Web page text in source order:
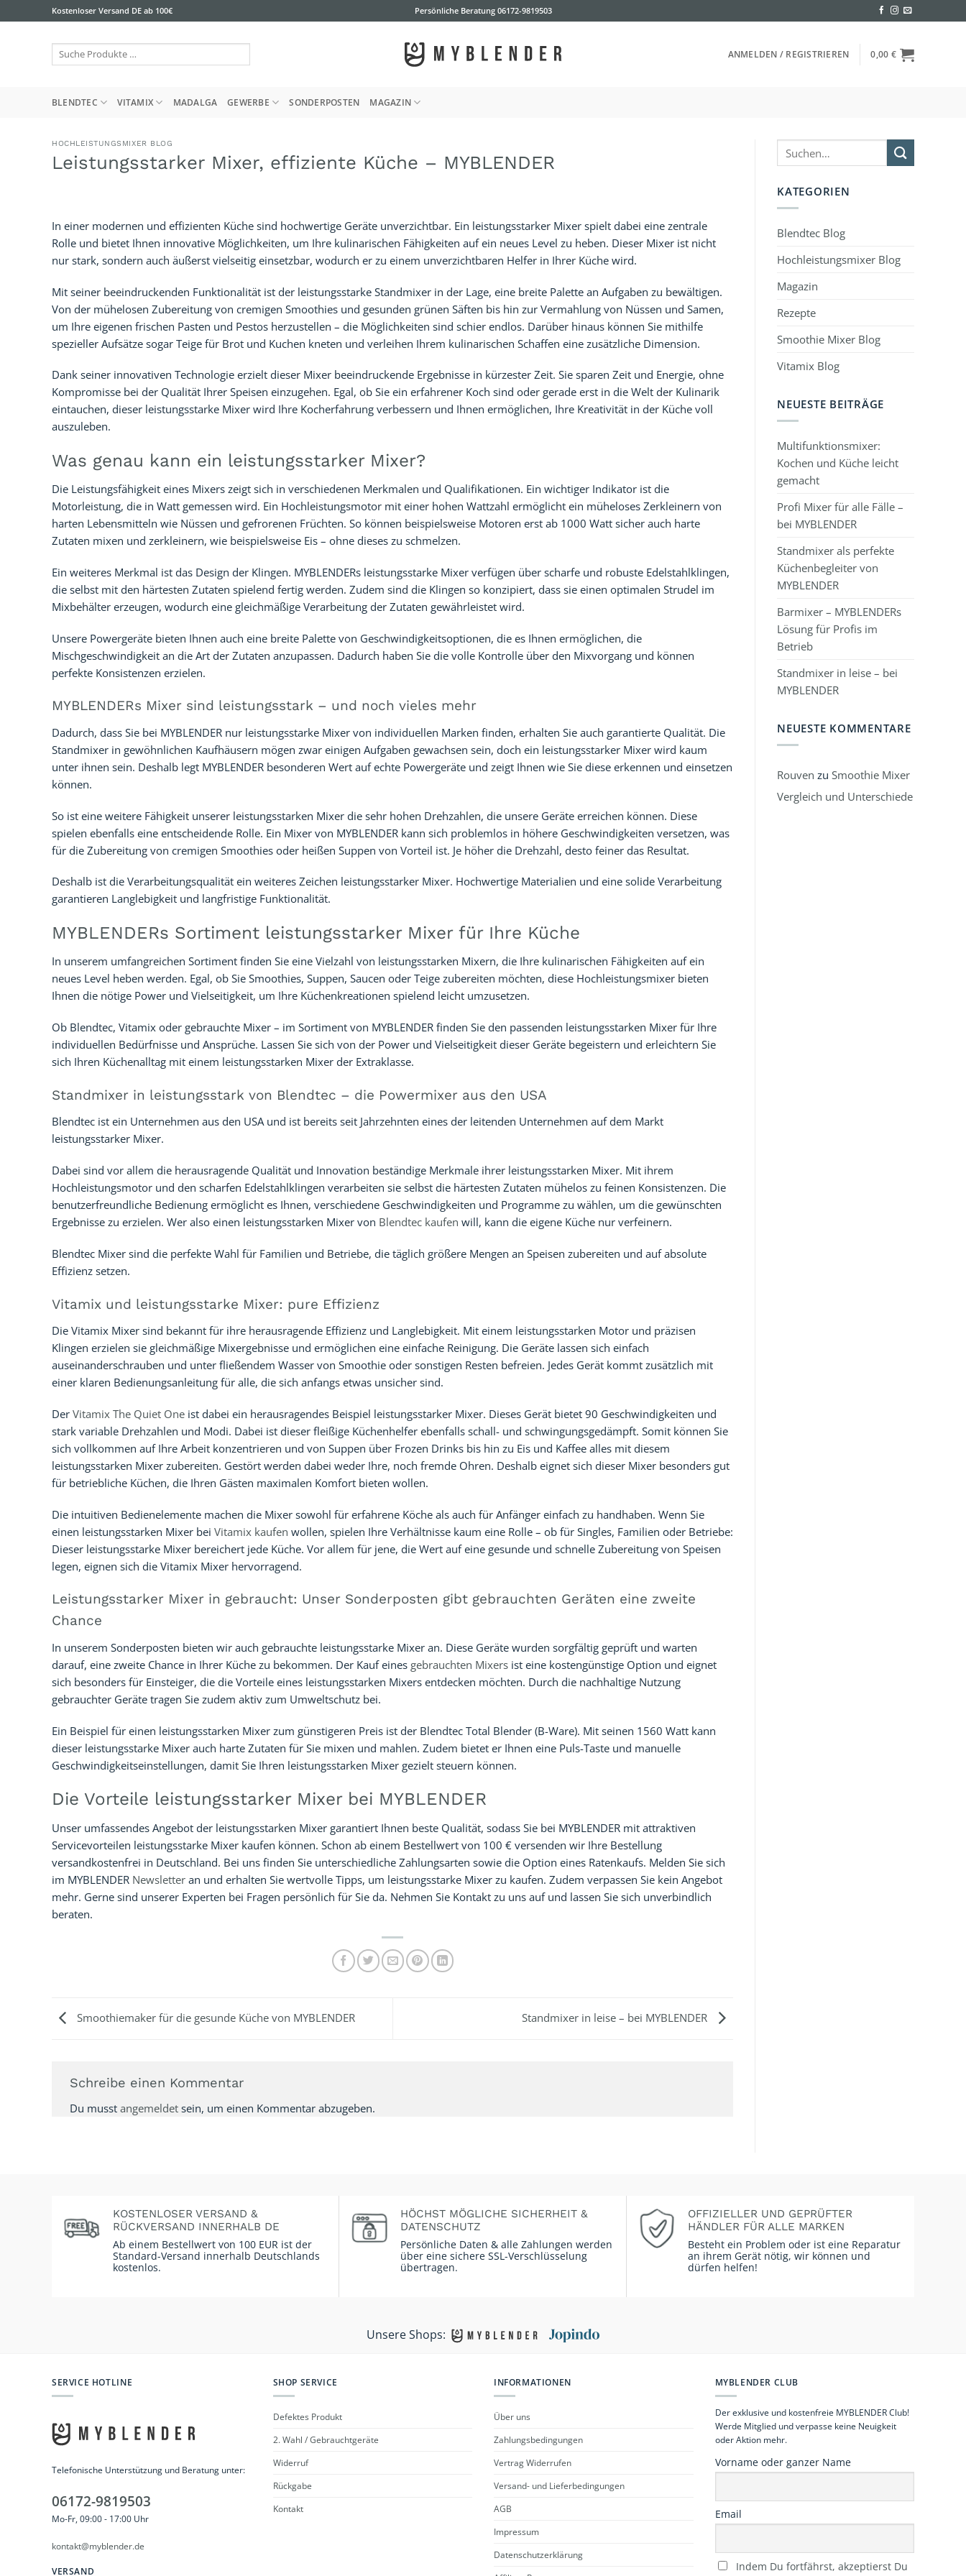
Inhalt
Kostenloser Versand DE ab 100€ Persönliche Beratung06172-9819503
Suche
ANMELDEN / REGISTRIEREN 0,00 €
BLENDTEC VITAMIX MADALGA GEWERBE SONDERPOSTEN MAGAZIN
HOCHLEISTUNGSMIXER BLOG
Leistungsstarker Mixer, effiziente Küche – MYBLENDER
In einer modernen und effizienten Küche sind hochwertige Geräte unverzichtbar. Ein leistungsstarker Mixer spielt dabei eine zentrale
Rolle und bietet Ihnen innovative Möglichkeiten, um Ihre kulinarischen Fähigkeiten auf ein neues Level zu heben. Dieser Mixer ist nicht
nur stark, sondern auch äußerst vielseitig einsetzbar, wodurch er zu einem unverzichtbaren Helfer in Ihrer Küche wird.
Mit seiner beeindruckenden Funktionalität ist der leistungsstarke Standmixer in der Lage, eine breite Palette an Aufgaben zu bewältigen.
Von der mühelosen Zubereitung von cremigen Smoothies und gesunden grünen Säften bis hin zur Vermahlung von Nüssen und Samen,
um Ihre eigenen frischen Pasten und Pestos herzustellen – die Möglichkeiten sind schier endlos. Darüber hinaus können Sie mithilfe
spezieller Aufsätze sogar Teige für Brot und Kuchen kneten und verleihen Ihrem kulinarischen Schaffen eine zusätzliche Dimension.
Dank seiner innovativen Technologie erzielt dieser Mixer beeindruckende Ergebnisse in kürzester Zeit. Sie sparen Zeit und Energie, ohne
Kompromisse bei der Qualität Ihrer Speisen einzugehen. Egal, ob Sie ein erfahrener Koch sind oder gerade erst in die Welt der Kulinarik
eintauchen, dieser leistungsstarke Mixer wird Ihre Kocherfahrung verbessern und Ihnen ermöglichen, Ihre Kreativität in der Küche voll
auszuleben.
Was genau kann ein leistungsstarker Mixer?
Die Leistungsfähigkeit eines Mixers zeigt sich in verschiedenen Merkmalen und Qualifikationen. Ein wichtiger Indikator ist die
Motorleistung, die in Watt gemessen wird. Ein Hochleistungsmotor mit einer hohen Wattzahl ermöglicht ein müheloses Zerkleinern von
harten Lebensmitteln wie Nüssen und gefrorenen Früchten. So können beispielsweise Motoren erst ab 1000 Watt sicher auch harte
Zutaten mixen und zerkleinern, wie beispielsweise Eis – ohne dieses zu schmelzen.
Ein weiteres Merkmal ist das Design der Klingen. MYBLENDERs leistungsstarke Mixer verfügen über scharfe und robuste Edelstahlklingen,
die selbst mit den härtesten Zutaten spielend fertig werden. Zudem sind die Klingen so konzipiert, dass sie einen optimalen Strudel im
Mixbehälter erzeugen, wodurch eine gleichmäßige Verarbeitung der Zutaten gewährleistet wird.
Unsere Powergeräte bieten Ihnen auch eine breite Palette von Geschwindigkeitsoptionen, die es Ihnen ermöglichen, die
Mischgeschwindigkeit an die Art der Zutaten anzupassen. Dadurch haben Sie die volle Kontrolle über den Mixvorgang und können
perfekte Konsistenzen erzielen.
MYBLENDERs Mixer sind leistungsstark – und noch vieles mehr
Dadurch, dass Sie bei MYBLENDER nur leistungsstarke Mixer von individuellen Marken finden, erhalten Sie auch garantierte Qualität. Die
Standmixer in gewöhnlichen Kaufhäusern mögen zwar einigen Aufgaben gewachsen sein, doch ein leistungsstarker Mixer wird kaum
unter ihnen sein. Deshalb legt MYBLENDER besonderen Wert auf echte Powergeräte und zeigt Ihnen wie Sie diese erkennen und einsetzen
können.
So ist eine weitere Fähigkeit unserer leistungsstarken Mixer die sehr hohen Drehzahlen, die unsere Geräte erreichen können. Diese
spielen ebenfalls eine entscheidende Rolle. Ein Mixer von MYBLENDER kann sich problemlos in höhere Geschwindigkeiten versetzen, was
für die Zubereitung von cremigen Smoothies oder heißen Suppen von Vorteil ist. Je höher die Drehzahl, desto feiner das Resultat.
Deshalb ist die Verarbeitungsqualität ein weiteres Zeichen leistungsstarker Mixer. Hochwertige Materialien und eine solide Verarbeitung
garantieren Langlebigkeit und langfristige Funktionalität.
MYBLENDERs Sortiment leistungsstarker Mixer für Ihre Küche
In unserem umfangreichen Sortiment finden Sie eine Vielzahl von leistungsstarken Mixern, die Ihre kulinarischen Fähigkeiten auf ein
neues Level heben werden. Egal, ob Sie Smoothies, Suppen, Saucen oder Teige zubereiten möchten, diese Hochleistungsmixer bieten
Ihnen die nötige Power und Vielseitigkeit, um Ihre Küchenkreationen spielend leicht umzusetzen.
Ob Blendtec, Vitamix oder gebrauchte Mixer – im Sortiment von MYBLENDER finden Sie den passenden leistungsstarken Mixer für Ihre
individuellen Bedürfnisse und Ansprüche. Lassen Sie sich von der Power und Vielseitigkeit dieser Geräte begeistern und erleichtern Sie
sich Ihren Küchenalltag mit einem leistungsstarken Mixer der Extraklasse.
Standmixer in leistungsstark von Blendtec – die Powermixer aus den USA
Blendtec ist ein Unternehmen aus den USA und ist bereits seit Jahrzehnten eines der leitenden Unternehmen auf dem Markt
leistungsstarker Mixer.
Dabei sind vor allem die herausragende Qualität und Innovation beständige Merkmale ihrer leistungsstarken Mixer. Mit ihrem
Hochleistungsmotor und den scharfen Edelstahlklingen verarbeiten sie selbst die härtesten Zutaten mühelos zu feinen Konsistenzen. Die
benutzerfreundliche Bedienung ermöglicht es Ihnen, verschiedene Geschwindigkeiten und Programme zu wählen, um die gewünschten
Ergebnisse zu erzielen. Wer also einen leistungsstarken Mixer von Blendtec kaufen will, kann die eigene Küche nur verfeinern.
Blendtec Mixer sind die perfekte Wahl für Familien und Betriebe, die täglich größere Mengen an Speisen zubereiten und auf absolute
Effizienz setzen.
Vitamix und leistungsstarke Mixer: pure Effizienz
Die Vitamix Mixer sind bekannt für ihre herausragende Effizienz und Langlebigkeit. Mit einem leistungsstarken Motor und präzisen
Klingen erzielen sie gleichmäßige Mixergebnisse und ermöglichen eine einfache Reinigung. Die Geräte lassen sich einfach
auseinanderschrauben und unter fließendem Wasser von Smoothie oder sonstigen Resten befreien. Jedes Gerät kommt zusätzlich mit
einer klaren Bedienungsanleitung für alle, die sich anfangs etwas unsicher sind.
Der Vitamix The Quiet One ist dabei ein herausragendes Beispiel leistungsstarker Mixer. Dieses Gerät bietet 90 Geschwindigkeiten und
stark variable Drehzahlen und Modi. Dabei ist dieser fleißige Küchenhelfer ebenfalls schall- und schwingungsgedämpft. Somit können Sie
sich vollkommen auf Ihre Arbeit konzentrieren und von Suppen über Frozen Drinks bis hin zu Eis und Kaffee alles mit diesem
leistungsstarken Mixer zubereiten. Gestört werden dabei weder Ihre, noch fremde Ohren. Deshalb eignet sich dieser Mixer besonders gut
für betriebliche Küchen, die Ihren Gästen maximalen Komfort bieten wollen.
Die intuitiven Bedienelemente machen die Mixer sowohl für erfahrene Köche als auch für Anfänger einfach zu handhaben. Wenn Sie
einen leistungsstarken Mixer bei Vitamix kaufen wollen, spielen Ihre Verhältnisse kaum eine Rolle – ob für Singles, Familien oder Betriebe:
Dieser leistungsstarke Mixer bereichert jede Küche. Vor allem für jene, die Wert auf eine gesunde und schnelle Zubereitung von Speisen
legen, eignen sich die Vitamix Mixer hervorragend.
Leistungsstarker Mixer in gebraucht: Unser Sonderposten gibt gebrauchten Geräten eine zweite
Chance
In unserem Sonderposten bieten wir auch gebrauchte leistungsstarke Mixer an. Diese Geräte wurden sorgfältig geprüft und warten
darauf, eine zweite Chance in Ihrer Küche zu bekommen. Der Kauf eines gebrauchten Mixers ist eine kostengünstige Option und eignet
sich besonders für Einsteiger, die die Vorteile eines leistungsstarken Mixers entdecken möchten. Durch die nachhaltige Nutzung
gebrauchter Geräte tragen Sie zudem aktiv zum Umweltschutz bei.
Ein Beispiel für einen leistungsstarken Mixer zum günstigeren Preis ist der Blendtec Total Blender (B-Ware). Mit seinen 1560 Watt kann
dieser leistungsstarke Mixer auch harte Zutaten für Sie mixen und mahlen. Zudem bietet er Ihnen eine Puls-Taste und manuelle
Geschwindigkeitseinstellungen, damit Sie Ihren leistungsstarken Mixer gezielt steuern können.
Die Vorteile leistungsstarker Mixer bei MYBLENDER
Unser umfassendes Angebot der leistungsstarken Mixer garantiert Ihnen beste Qualität, sodass Sie bei MYBLENDER mit attraktiven
Servicevorteilen leistungsstarke Mixer kaufen können. Schon ab einem Bestellwert von 100 € versenden wir Ihre Bestellung
versandkostenfrei in Deutschland. Bei uns finden Sie unterschiedliche Zahlungsarten sowie die Option eines Ratenkaufs. Melden Sie sich
im MYBLENDER Newsletter an und erhalten Sie wertvolle Tipps, um leistungsstarke Mixer zu kaufen. Zudem verpassen Sie kein Angebot
mehr. Gerne sind unserer Experten bei Fragen persönlich für Sie da. Nehmen Sie Kontakt zu uns auf und lassen Sie sich unverbindlich
beraten.
Smoothiemaker für die gesunde Küche von MYBLENDER Standmixer in leise – bei MYBLENDER
Schreibe einen Kommentar
Du musst angemeldet sein, um einen Kommentar abzugeben.
KATEGORIEN
Blendtec Blog
Hochleistungsmixer Blog
Magazin
Rezepte
Smoothie Mixer Blog
Vitamix Blog
NEUESTE BEITRÄGE
Multifunktionsmixer:
Kochen und Küche leicht
gemacht
Profi Mixer für alle Fälle –
bei MYBLENDER
Standmixer als perfekte
Küchenbegleiter von
MYBLENDER
Barmixer – MYBLENDERs
Lösung für Profis im
Betrieb
Standmixer in leise – bei
MYBLENDER
NEUESTE KOMMENTARE
Rouven zu Smoothie Mixer
Vergleich und Unterschiede
KOSTENLOSER VERSAND &
RÜCKVERSAND INNERHALB DE
Ab einem Bestellwert von 100 EUR ist der
Standard-Versand innerhalb Deutschlands
kostenlos.
HÖCHST MÖGLICHE SICHERHEIT &
DATENSCHUTZ
Persönliche Daten & alle Zahlungen werden
über eine sichere SSL-Verschlüsselung
übertragen.
OFFIZIELLER UND GEPRÜFTER
HÄNDLER FÜR ALLE MARKEN
Besteht ein Problem oder ist eine Reparatur
an ihrem Gerät nötig, wir können und
dürfen helfen!
Unsere Shops:
SERVICE HOTLINE
Telefonische Unterstützung und Beratung unter:
06172-9819503
Mo-Fr, 09:00 - 17:00 Uhr
kontakt@myblender.de
VERSAND
SHOP SERVICE
Defektes Produkt
2. Wahl / Gebrauchtgeräte
Widerruf
Rückgabe
Kontakt
INFORMATIONEN
Über uns
Zahlungsbedingungen
Vertrag Widerrufen
Versand- und Lieferbedingungen
AGB
Impressum
Datenschutzerklärung
MYBLENDER CLUB
Der exklusive und kostenfreie MYBLENDER Club!
Werde Mitglied und verpasse keine Neuigkeit
oder Aktion mehr.
Vorname oder ganzer Name
Email
Indem Du fortfährst, akzeptierst Du